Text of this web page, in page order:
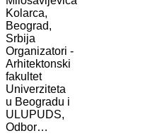
Kolarca,
Beograd,
Srbija
Organizatori -
Arhitektonski
fakultet
Univerziteta
u Beogradu i
ULUPUDS,
Odbor…